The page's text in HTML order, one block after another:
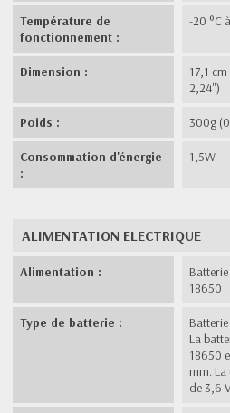
Température de
fonctionnement :
-20 °C
Dimension :
17,1
2,24")
Poids : 300g
Consommation d'énergie
:
1,5W
ALIMENTATION ELECTRIQUE
Alimentation :
18650
Type de batterie :
La
18650
mm.
de 3,6